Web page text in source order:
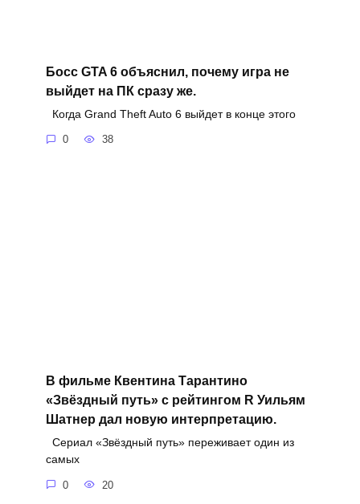
Босс GTA 6 объяснил, почему игра не
выйдет на ПК сразу же.
Когда Grand Theft Auto 6 выйдет в конце этого
0 38
В фильме Квентина Тарантино
«Звёздный путь» с рейтингом R Уильям
Шатнер дал новую интерпретацию.
Сериал «Звёздный путь» переживает один из
самых
0 20